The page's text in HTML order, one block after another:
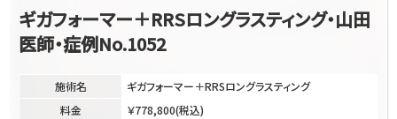
ギガフォーマー＋RRSロングラスティング・山田
医師・症例No.1052
施術名
ギガフォーマー＋RRSロングラスティング
料金
￥778,800(税込)